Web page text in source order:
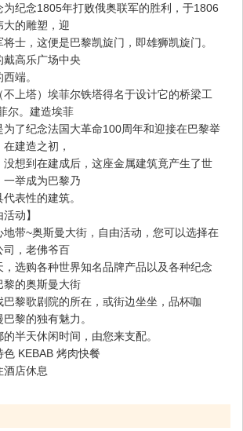
为纪念1805年打败俄奥联军的胜利，于1806
大的雕塑，迎
士，这便是巴黎凯旋门，即雄狮凯旋门。
高乐广场中央
端。
不上塔）埃菲尔铁塔得名于设计它的桥梁工
尔。建造埃菲
为了纪念法国大革命100周年和迎接在巴黎举
建造之初，
没想到在建成后，这座金属建筑竟产生了世
举成为巴黎乃
表性的建筑。
动】
地带~奥斯曼大街，自由活动，您可以选择在
司，老佛爷百
选购各种世界知名品牌产品以及各种纪念
黎的奥斯曼大街
巴黎歌剧院的所在，或街边坐坐，品杯咖
黎的独有魅力。
半天休闲时间，由您来支配。
KEBAB 烤肉快餐
酒店休息